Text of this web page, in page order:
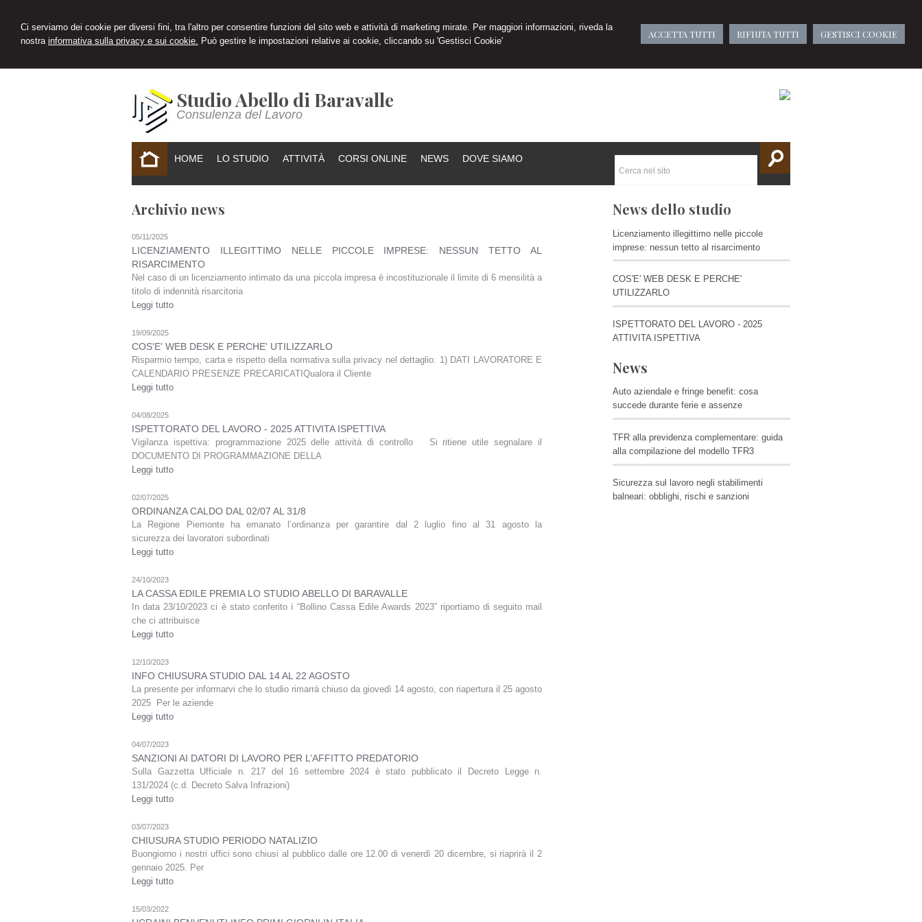
Ci serviamo dei cookie per diversi fini, tra l'altro per consentire funzioni del sito web e attività di marketing mirate. Per maggiori informazioni, riveda la
nostra informativa sulla privacy e sui cookie. Può gestire le impostazioni relative ai cookie, cliccando su 'Gestisci Cookie'
ACCETTA TUTTI RIFIUTA TUTTI GESTISCI COOKIE
Studio Abello di Baravalle
Consulenza del Lavoro
HOME LO STUDIO ATTIVITÀ CORSI ONLINE NEWS DOVE SIAMO
Archivio news
05/11/2025
LICENZIAMENTO ILLEGITTIMO NELLE PICCOLE IMPRESE: NESSUN TETTO AL
RISARCIMENTO
Nel caso di un licenziamento intimato da una piccola impresa è incostituzionale il limite di 6 mensilità a
titolo di indennità risarcitoria
Leggi tutto
19/09/2025
COS'E' WEB DESK E PERCHE' UTILIZZARLO
Risparmio tempo, carta e rispetto della normativa sulla privacy nel dettaglio: 1) DATI LAVORATORE E
CALENDARIO PRESENZE PRECARICATIQualora il Cliente
Leggi tutto
04/08/2025
ISPETTORATO DEL LAVORO - 2025 ATTIVITA ISPETTIVA
Vigilanza ispettiva: programmazione 2025 delle attività di controllo Si ritiene utile segnalare il
DOCUMENTO DI PROGRAMMAZIONE DELLA
Leggi tutto
02/07/2025
ORDINANZA CALDO DAL 02/07 AL 31/8
La Regione Piemonte ha emanato l’ordinanza per garantire dal 2 luglio fino al 31 agosto la
sicurezza dei lavoratori subordinati
Leggi tutto
24/10/2023
LA CASSA EDILE PREMIA LO STUDIO ABELLO DI BARAVALLE
In data 23/10/2023 ci è stato conferito ì “Bollino Cassa Edile Awards 2023” riportiamo di seguito mail
che ci attribuisce
Leggi tutto
12/10/2023
INFO CHIUSURA STUDIO DAL 14 AL 22 AGOSTO
La presente per informarvi che lo studio rimarrà chiuso da giovedì 14 agosto, con riapertura il 25 agosto
2025 Per le aziende
Leggi tutto
04/07/2023
SANZIONI AI DATORI DI LAVORO PER L’AFFITTO PREDATORIO
Sulla Gazzetta Ufficiale n. 217 del 16 settembre 2024 è stato pubblicato il Decreto Legge n.
131/2024 (c.d. Decreto Salva Infrazioni)
Leggi tutto
03/07/2023
CHIUSURA STUDIO PERIODO NATALIZIO
Buongiorno i nostri uffici sono chiusi al pubblico dalle ore 12.00 di venerdì 20 dicembre, si riaprirà il 2
gennaio 2025. Per
Leggi tutto
15/03/2022
News dello studio
Licenziamento illegittimo nelle piccole
imprese: nessun tetto al risarcimento
COS'E' WEB DESK E PERCHE'
UTILIZZARLO
ISPETTORATO DEL LAVORO - 2025
ATTIVITA ISPETTIVA
News
Auto aziendale e fringe benefit: cosa
succede durante ferie e assenze
TFR alla previdenza complementare: guida
alla compilazione del modello TFR3
Sicurezza sul lavoro negli stabilimenti
balneari: obblighi, rischi e sanzioni